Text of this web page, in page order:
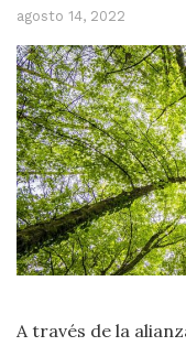
agosto 14, 2022
A través de la